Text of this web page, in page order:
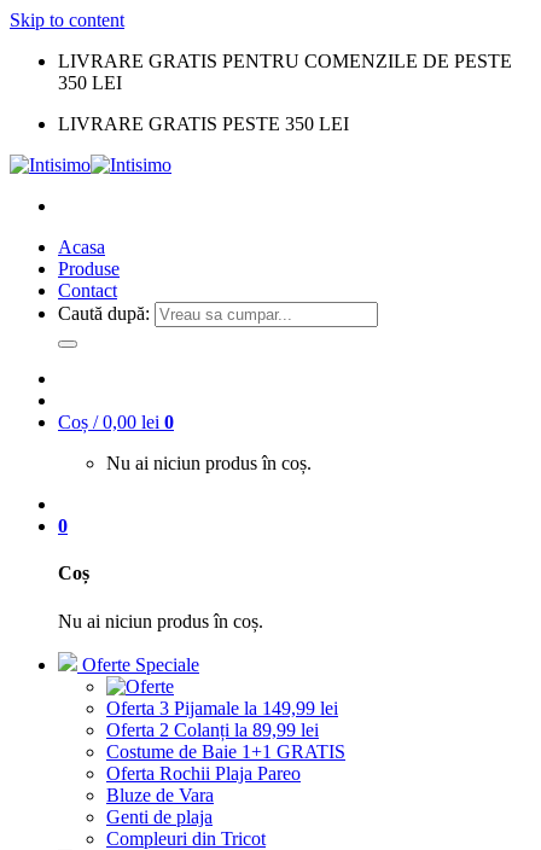
Skip to content
LIVRARE GRATIS PENTRU COMENZILE DE PESTE
350 LEI
LIVRARE GRATIS PESTE 350 LEI
Acasa
Produse
Contact
Caută după:
Coș /0,00 lei 0
Nu ai niciun produs în coș.
0
Coș
Nu ai niciun produs în coș.
Oferte Speciale
Oferta 3 Pijamale la 149,99 lei
Oferta 2 Colanți la 89,99 lei
Costume de Baie 1+1 GRATIS
Oferta Rochii Plaja Pareo
Bluze de Vara
Genti de plaja
Compleuri din Tricot